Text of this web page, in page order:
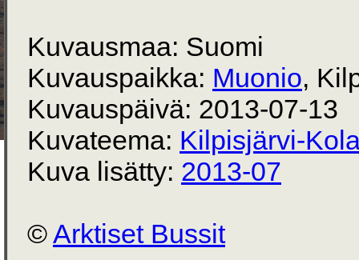
Kuvausmaa: Suomi
Kuvauspaikka: Muonio,
Kuvauspäivä: 2013-07-13
Kuvateema: Kilpisjärvi-
Kuva lisätty: 2013-07
©Arktiset Bussit